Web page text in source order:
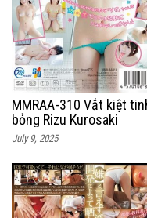
MMRAA-310 Vắt kiệt
bỏng Rizu Kurosaki
July 9, 2025